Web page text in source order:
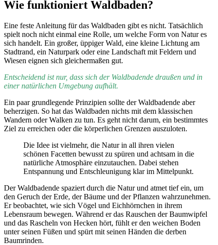
Wie funktioniert Waldbaden?
Eine feste Anleitung für das Waldbaden gibt es nicht. Tatsächlich
spielt noch nicht einmal eine Rolle, um welche Form von Natur es
sich handelt. Ein großer, üppiger Wald, eine kleine Lichtung am
Stadtrand, ein Naturpark oder eine Landschaft mit Feldern und
Wiesen eignen sich gleichermaßen gut.
Entscheidend ist nur, dass sich der Waldbadende draußen und in
einer natürlichen Umgebung aufhält.
Ein paar grundlegende Prinzipien sollte der Waldbadende aber
beherzigen. So hat das Waldbaden nichts mit dem klassischen
Wandern oder Walken zu tun. Es geht nicht darum, ein bestimmtes
Ziel zu erreichen oder die körperlichen Grenzen auszuloten.
Die Idee ist vielmehr, die Natur in all ihren vielen
schönen Facetten bewusst zu spüren und achtsam in die
natürliche Atmosphäre einzutauchen. Dabei stehen
Entspannung und Entschleunigung klar im Mittelpunkt.
Der Waldbadende spaziert durch die Natur und atmet tief ein, um
den Geruch der Erde, der Bäume und der Pflanzen wahrzunehmen.
Er beobachtet, wie sich Vögel und Eichhörnchen in ihrem
Lebensraum bewegen. Während er das Rauschen der Baumwipfel
und das Rascheln von Hecken hört, fühlt er den weichen Boden
unter seinen Füßen und spürt mit seinen Händen die derben
Baumrinden.